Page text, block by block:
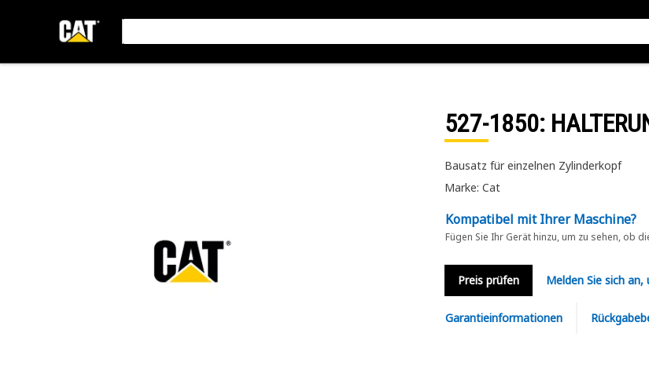
527-1850:
Bausatz für einzelnen Zylinderkopf
Marke: Cat
Kompatibel mit Ihrer Maschine?
Fügen Sie Ihr Gerät hinzu, um zu sehen, ob
Preis prüfen Melden Sie sich
Garantieinformationen